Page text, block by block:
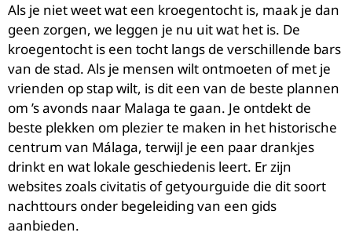
Als je niet weet wat een kroegentocht is, maak je dan
geen zorgen, we leggen je nu uit wat het is. De
kroegentocht is een tocht langs de verschillende bars
van de stad. Als je mensen wilt ontmoeten of met je
vrienden op stap wilt, is dit een van de beste plannen
om ’s avonds naar Malaga te gaan. Je ontdekt de
beste plekken om plezier te maken in het historische
centrum van Málaga, terwijl je een paar drankjes
drinkt en wat lokale geschiedenis leert. Er zijn
websites zoals civitatis of getyourguide die dit soort
nachttours onder begeleiding van een gids
aanbieden.